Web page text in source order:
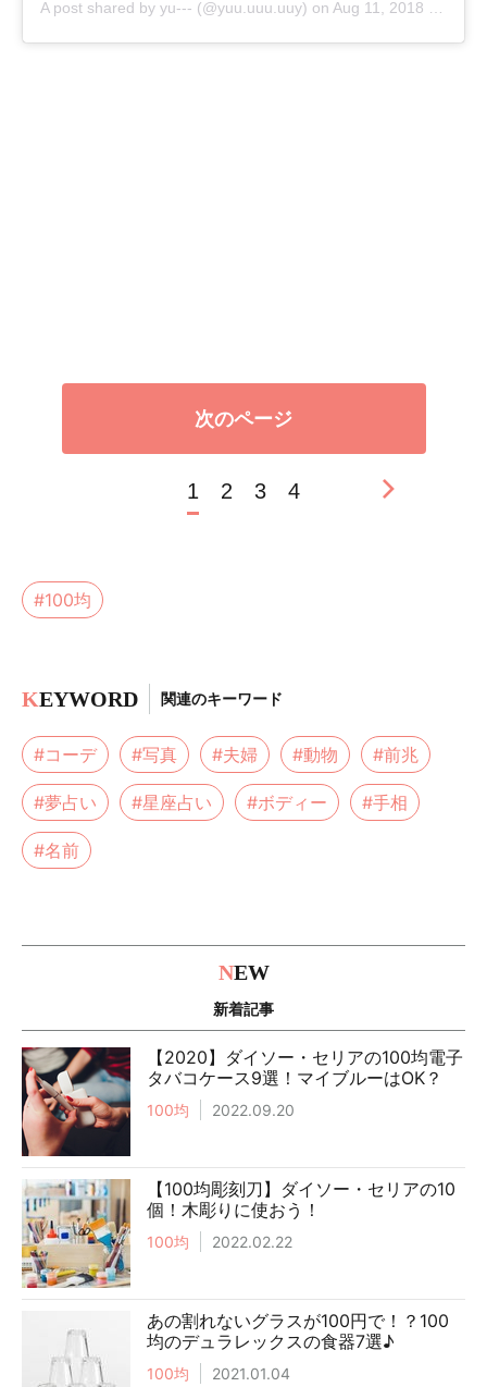
A post shared by yu--- (@yuu.uuu.uuy) on Aug 11, 2018 at 5:10am PDT
次のページ
1 2 3 4
#100均
KEYWORD 関連のキーワード
#コーデ #写真 #夫婦 #動物 #前兆
#夢占い #星座占い #ボディー #手相
#名前
NEW
新着記事
【2020】ダイソー・セリアの100均電子
タバコケース9選！マイブルーはOK？
100均 2022.09.20
【100均彫刻刀】ダイソー・セリアの10
個！木彫りに使おう！
100均 2022.02.22
あの割れないグラスが100円で！？100
均のデュラレックスの食器7選♪
100均 2021.01.04